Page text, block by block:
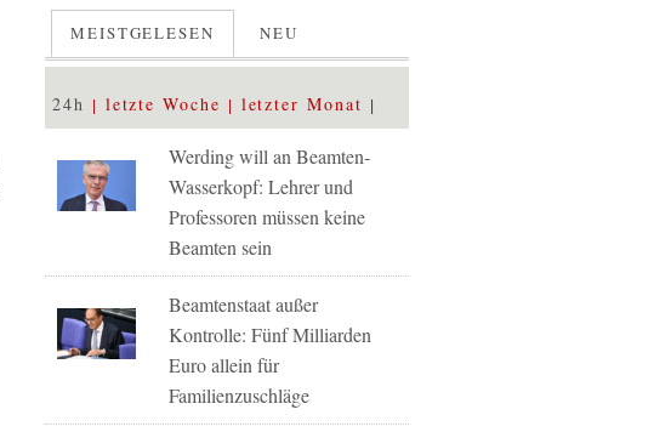
MEISTGELESEN NEU
24h letzte Woche letzter Monat
Werding will an Beamten-
Wasserkopf: Lehrer und
Professoren müssen keine
Beamten sein
Beamtenstaat außer
Kontrolle: Fünf Milliarden
Euro allein für
Familienzuschläge